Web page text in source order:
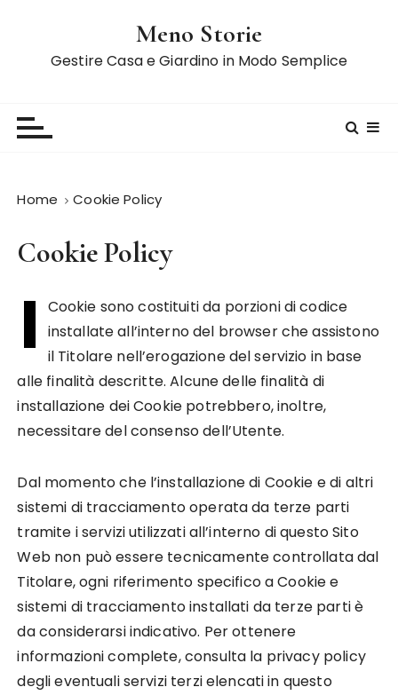
Meno Storie
Gestire Casa e Giardino in Modo Semplice
Home Cookie Policy
Cookie Policy
I
Cookie sono costituiti da porzioni di codice
installate all’interno del browser che assistono
il Titolare nell’erogazione del servizio in base
alle finalità descritte. Alcune delle finalità di
installazione dei Cookie potrebbero, inoltre,
necessitare del consenso dell’Utente.
Dal momento che l’installazione di Cookie e di altri
sistemi di tracciamento operata da terze parti
tramite i servizi utilizzati all’interno di questo Sito
Web non può essere tecnicamente controllata dal
Titolare, ogni riferimento specifico a Cookie e
sistemi di tracciamento installati da terze parti è
da considerarsi indicativo. Per ottenere
informazioni complete, consulta la privacy policy
degli eventuali servizi terzi elencati in questo